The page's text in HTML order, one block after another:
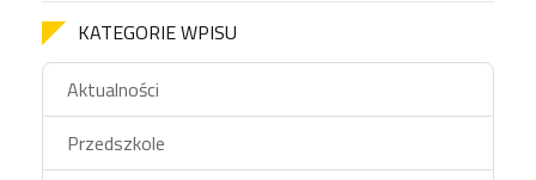
KATEGORIE WPISU
Aktualności
Przedszkole